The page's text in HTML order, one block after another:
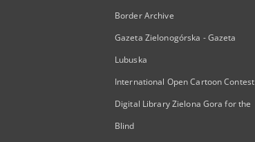
Border Archive
Gazeta Zielonogórska - Gazeta
Lubuska
International Open Cartoon Contest
Digital Library Zielona Gora for the
Blind